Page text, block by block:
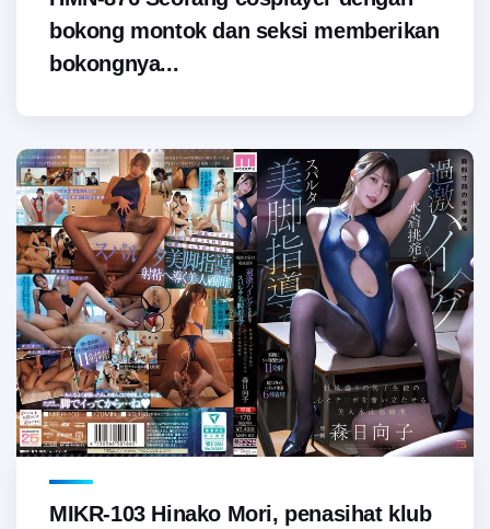
bokong montok dan seksi memberikan
bokongnya...
MIKR-103 Hinako Mori, penasihat klub